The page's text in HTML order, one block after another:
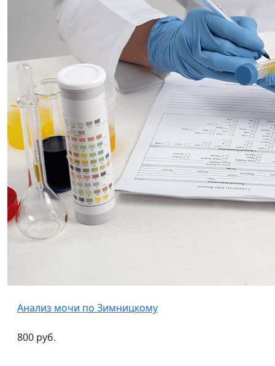
Анализ мочи по Зимницкому
800 руб.